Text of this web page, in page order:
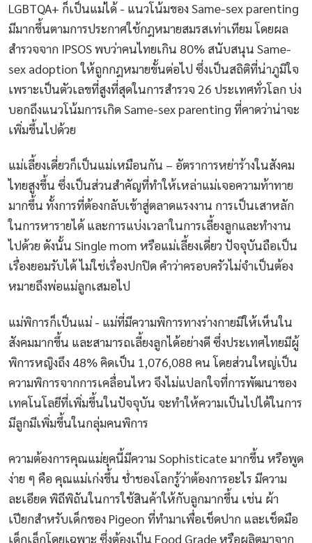
LGBTQA+ ก็เป็นแม่ได้ - แนวโน้มของ Same-sex parenting
มีมากขึ้นตามการประกาศใช้กฎหมายสมรสเท่าเทียม โดยผล
สำรวจจาก IPSOS พบว่าคนไทยเกิน 80% สนับสนุน Same-
sex adoption ให้ถูกกฎหมายขั้นต่อไป ซึ่งเป็นสถิติที่น่าภูมิใจ
เพราะเป็นตัวเลขที่สูงที่สุดในการสำรวจ 26 ประเทศทั่วโลก บ่ง
บอกถึงแนวโน้มการเกิด Same-sex parenting ที่คาดว่าน่าจะ
เพิ่มขึ้นไปด้วย
แม่เลี้ยงเดี่ยวก็เป็นแม่เหมือนกัน – อัตราการหย่าร้างในสังคม
ไทยสูงขึ้น ซึ่งเป็นส่วนสำคัญที่ทำให้เหล่าแม่เจอความท้าทาย
มากขึ้น ทั้งการที่ต้องกลับเข้าสู่ตลาดแรงงาน การเป็นเสาหลัก
ในการหารายได้ และการแบ่งเวลาในการเลี้ยงลูกและทำงาน
ไปด้วย ดังนั้น Single mom หรือแม่เลี้ยงเดี่ยว ปัจจุบันถือเป็น
เรื่องยอมรับได้ ไม่ใช่เรื่องปกปิด คำว่าครอบครัวไม่จำเป็นต้อง
หมายถึงพ่อแม่ลูกเสมอไป
แม่พิการก็เป็นแม่ - แม่ที่มีความพิการทางร่างกายมีให้เห็นใน
สังคมมากขึ้น และสามารถเลี้ยงลูกได้อย่างดี ซึ่งประเทศไทยมีผู้
พิการหญิงถึง 48% คิดเป็น 1,076,088 คน โดยส่วนใหญ่เป็น
ความพิการจากการเคลื่อนไหว จึงไม่แปลกใจที่การพัฒนาของ
เทคโนโลยีที่เพิ่มขึ้นในปัจจุบัน จะทำให้ความเป็นไปได้ในการ
มีลูกมีเพิ่มขึ้นในกลุ่มคนพิการ
ความต้องการคุณแม่ยุคนี้มีความ Sophisticate มากขึ้น หรือพูด
ง่าย ๆ คือ คุณแม่เก่งขึ้น ช่ำชองโลกรู้ว่าต้องการอะไร มีความ
ละเอียด พิถีพิถันในการใช้สินค้าให้กับลูกมากขึ้น เช่น ผ้า
เปียกสำหรับเด็กของ Pigeon ที่ทำมาเพื่อเช็ดปาก และเช็ดมือ
เด็กเล็กโดยเฉพาะ ซึ่งต้องเป็น Food Grade หรือผลิตมาจาก